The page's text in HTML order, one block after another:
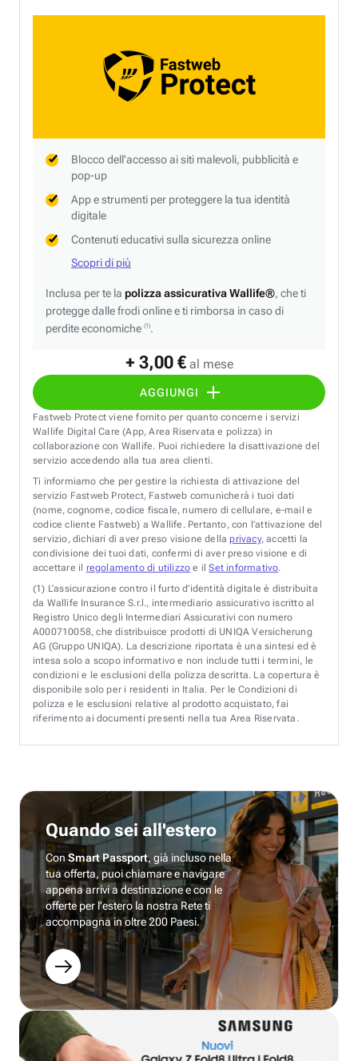
+ 3,00 € al mese
AGGIUNGI
Blocco dell'accesso ai siti malevoli, pubblicità e
pop-up
App e strumenti per proteggere la tua identità
digitale
Contenuti educativi sulla sicurezza online
Scopri di più
Inclusa per te la polizza assicurativa Wallife®, che ti
protegge dalle frodi online e ti rimborsa in caso di
perdite economiche (1).
Fastweb Protect viene fornito per quanto concerne i servizi
Wallife Digital Care (App, Area Riservata e polizza) in
collaborazione con Wallife. Puoi richiedere la disattivazione del
servizio accedendo alla tua area clienti.
Ti informiamo che per gestire la richiesta di attivazione del
servizio Fastweb Protect, Fastweb comunicherà i tuoi dati
(nome, cognome, codice fiscale, numero di cellulare, e-mail e
codice cliente Fastweb) a Wallife. Pertanto, con l’attivazione del
servizio, dichiari di aver preso visione della privacy, accetti la
condivisione dei tuoi dati, confermi di aver preso visione e di
accettare il regolamento di utilizzo e ilSet informativo.
(1) L’assicurazione contro il furto d’identità digitale è distribuita
da Wallife Insurance S.r.l., intermediario assicurativo iscritto al
Registro Unico degli Intermediari Assicurativi con numero
A000710058, che distribuisce prodotti di UNIQA Versicherung
AG (Gruppo UNIQA). La descrizione riportata è una sintesi ed è
intesa solo a scopo informativo e non include tutti i termini, le
condizioni e le esclusioni della polizza descritta. La copertura è
disponibile solo per i residenti in Italia. Per le Condizioni di
polizza e le esclusioni relative al prodotto acquistato, fai
riferimento ai documenti presenti nella tua Area Riservata.
Quando sei all'estero
ConSmart Passport, già incluso nella
tua offerta, puoi chiamare e navigare
appena arrivi a destinazione e con le
offerte per l’estero la nostra Rete ti
accompagna in oltre 200 Paesi.